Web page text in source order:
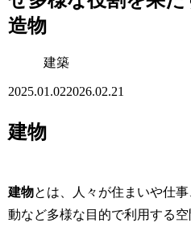
造物
建築
2025.01.022026.02.21
建物
建物とは、人々が住まいや仕
動など多様な目的で利用する